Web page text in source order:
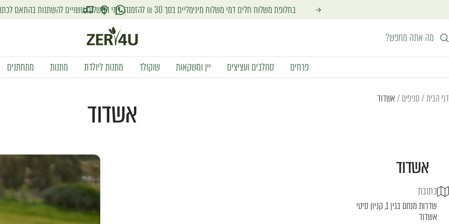
לתוכן
הקודם בחלופת משלוח חלים דמי משלוח מינימליים בסך 30 ₪ להזמנה. דמי המשלוח עשויים להשתנות בהתאם לכתובת אליה יישלחו המוצרים
פור
יו
פרחים סחלבים ועציצים יין ומשקאות שוקולד מתנות ליולדת מתנות מתחתנים
דף הבית סניפים אשדוד אשדוד
אשדוד
כתובת
שדרות מנחם בגין 1, קניון סיטי
אשדוד